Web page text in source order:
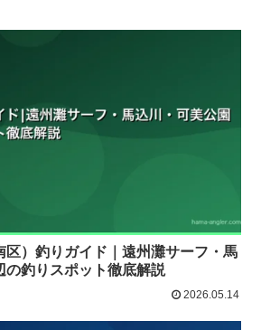
区）釣りガイド｜遠州灘サーフ・馬
の釣りスポット徹底解説
2026.05.14